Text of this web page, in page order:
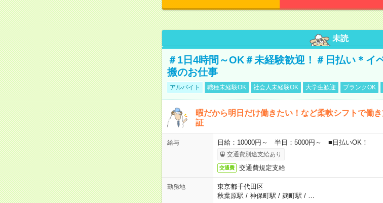
未読
＃1日4時間～OK＃未経験歓迎！＃日払い＊イ
搬のお仕事
アルバイト 職種未経験OK 社会人未経験OK 大学生歓迎 ブランクOK
暇だから明日だけ働きたい！など柔軟シフトで働
証
給与 日給：10000円～ 半日：5000円～ ■日払いOK！
交通費別途支給あり
交通費 交通費規定支給
勤務地
東京都千代田区
秋葉原駅 / 神保町駅 / 麹町駅 /